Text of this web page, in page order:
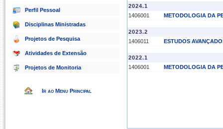
Perfil Pessoal
Disciplinas Ministradas
Projetos de Pesquisa
Atividades de Extensão
Projetos de Monitoria
Ir ao Menu Principal
2024.1
1406001
METODOLOGIA DA
2023.2
1406011
ESTUDOS
2022.1
1406001
METODOLOGIA DA